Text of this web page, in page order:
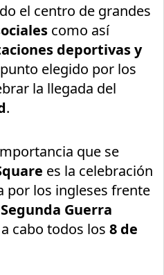
el centro de grandes
como así
deportivas y
elegido por los
la llegada del
.
que se
es la celebración
por los ingleses frente
Segunda Guerra
cabo todos los8 de